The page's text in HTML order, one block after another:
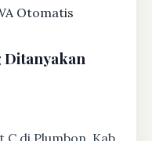
Otomatis
Ditanyakan